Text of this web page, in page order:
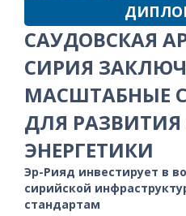
САУДОВСКАЯ
СИРИЯ
МАСШТАБНЫЕ
ДЛЯ
ЭНЕРГЕТИКИ
Эр-Рияд инвестирует в
сирийской
стандартам